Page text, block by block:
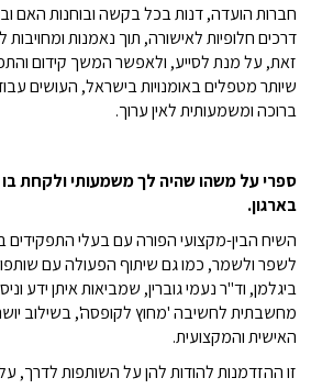
חברות הועדה, דנות בכל בקשה ובוחנות האם
דרכים חלופיות לאישורה, תוך נאמנות
זאת, על מנת לסייע, ולאפשר המשך קידום
שיותר מטפלים באומנויות בישראל, העושים
ברוכה ומשמעותית לאין ערוך.
ספרי על משהו שהיה לך משמעותי ולקחת
בארגון.
השיח הבין-מקצועי הפורה עם בעלי
לשפר ולשמר, כמו גם שיתוף הפעולה עם
ביגלמן, וד"ר נעמי גוברין, שמביאות איתן ידע
מחשבתית לחשיבה 'מחוץ לקופסה', בשילוב
האישית והמקצועית.
זו ההזדמנות להודות להן על השותפות לדרך,